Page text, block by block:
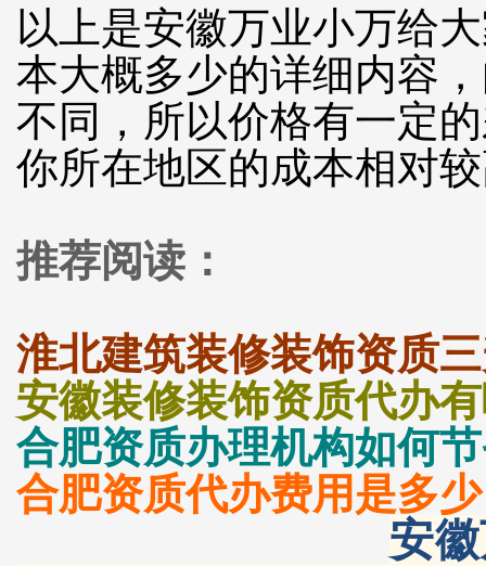
以上是安徽万业小万给
本大概多少的详细内容
不同，所以价格有一定
你所在地区的成本相对
推荐阅读：
淮北建筑装修装饰资质
安徽装修装饰资质代办
合肥资质办理机构如何
合肥资质代办费用是多
安